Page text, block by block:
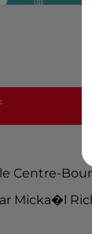
Centre-
Micka�l